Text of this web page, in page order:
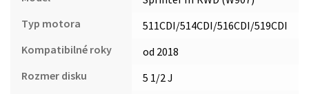
Typ motora
511CDI/514CDI/516CDI/519CDI
Kompatibilné roky
od 2018
Rozmer disku
5 1/2 J